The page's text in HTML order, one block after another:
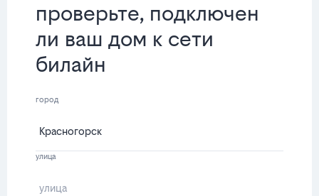
проверьте, подключен
ли ваш дом к сети
билайн
город
улица